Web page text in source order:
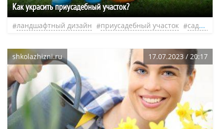
Как украсить приусадебный участок?
ландшафтный дизайн приусадебный участок садовый участок
shkolazhizni.ru 17.07.2023 / 20:17